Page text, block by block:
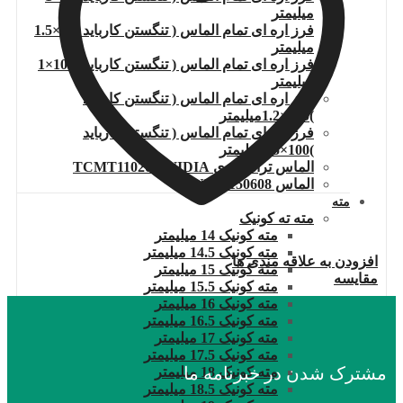
میلیمتر
فرز اره ای تمام الماس ( تنگستن کارباید )80×1.5
میلیمتر
فرز اره ای تمام الماس ( تنگستن کارباید )100×1
میلیمتر
فرز اره ای تمام الماس ( تنگستن کارباید
)100×1.2میلیمتر
فرز اره ای تمام الماس ( تنگستن کارباید
)100×1.5میلیمتر
الماس تراشکاری TCMT110204.WIDIA
الماس DNMG150608
مته
مته ته کونیک
مته کونیک 14 میلیمتر
مته کونیک 14.5 میلیمتر
مته کونیک 15 میلیمتر
مته کونیک 15.5 میلیمتر
مته کونیک 16 میلیمتر
مته کونیک 16.5 میلیمتر
مته کونیک 17 میلیمتر
مته کونیک 17.5 میلیمتر
مته کونیک 18 میلیمتر
مته کونیک 18.5 میلیمتر
افزودن به علاقه مندی ها
مقایسه
مشترک شدن در خبرنامه ما